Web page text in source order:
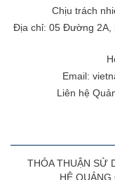
Chịu trách
Địa chỉ: 05 Đường 2A,
Email:
Liên hệ
THỎA THUẬN SỬ
HỆ QUẢNG